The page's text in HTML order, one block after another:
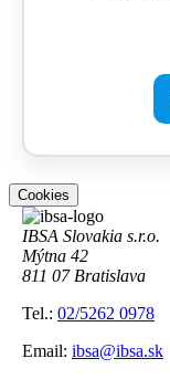
Cookies
IBSA Slovakia s.r.o.
Mýtna 42
811 07 Bratislava
Tel.: 02/5262 0978
Email: ibsa@ibsa.sk